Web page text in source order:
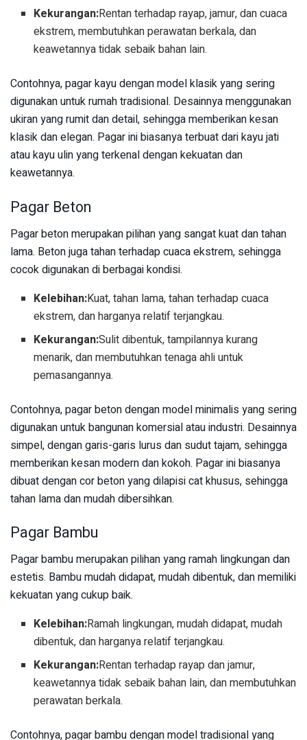
Kekurangan:Rentan terhadap rayap, jamur, dan cuaca
ekstrem, membutuhkan perawatan berkala, dan
keawetannya tidak sebaik bahan lain.
Contohnya, pagar kayu dengan model klasik yang sering
digunakan untuk rumah tradisional. Desainnya menggunakan
ukiran yang rumit dan detail, sehingga memberikan kesan
klasik dan elegan. Pagar ini biasanya terbuat dari kayu jati
atau kayu ulin yang terkenal dengan kekuatan dan
keawetannya.
Pagar Beton
Pagar beton merupakan pilihan yang sangat kuat dan tahan
lama. Beton juga tahan terhadap cuaca ekstrem, sehingga
cocok digunakan di berbagai kondisi.
Kelebihan:Kuat, tahan lama, tahan terhadap cuaca
ekstrem, dan harganya relatif terjangkau.
Kekurangan:Sulit dibentuk, tampilannya kurang
menarik, dan membutuhkan tenaga ahli untuk
pemasangannya.
Contohnya, pagar beton dengan model minimalis yang sering
digunakan untuk bangunan komersial atau industri. Desainnya
simpel, dengan garis-garis lurus dan sudut tajam, sehingga
memberikan kesan modern dan kokoh. Pagar ini biasanya
dibuat dengan cor beton yang dilapisi cat khusus, sehingga
tahan lama dan mudah dibersihkan.
Pagar Bambu
Pagar bambu merupakan pilihan yang ramah lingkungan dan
estetis. Bambu mudah didapat, mudah dibentuk, dan memiliki
kekuatan yang cukup baik.
Kelebihan:Ramah lingkungan, mudah didapat, mudah
dibentuk, dan harganya relatif terjangkau.
Kekurangan:Rentan terhadap rayap dan jamur,
keawetannya tidak sebaik bahan lain, dan membutuhkan
perawatan berkala.
Contohnya, pagar bambu dengan model tradisional yang